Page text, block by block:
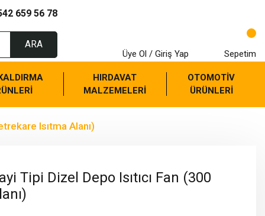
659 56 78
ARA
Üye Ol / Giriş Yap Sepetim
HIRDAVAT
MALZEMELERİ
OTOMOTİV
ÜRÜNLERİ
Isıtma Alanı)
Tipi Dizel Depo Isıtıcı Fan (300